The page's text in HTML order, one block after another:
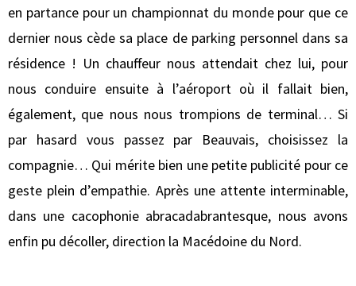
en partance pour un championnat du monde pour que ce
dernier nous cède sa place de parking personnel dans sa
résidence ! Un chauffeur nous attendait chez lui, pour
nous conduire ensuite à l’aéroport où il fallait bien,
également, que nous nous trompions de terminal… Si
par hasard vous passez par Beauvais, choisissez la
compagnie… Qui mérite bien une petite publicité pour ce
geste plein d’empathie. Après une attente interminable,
dans une cacophonie abracadabrantesque, nous avons
enfin pu décoller, direction la Macédoine du Nord.